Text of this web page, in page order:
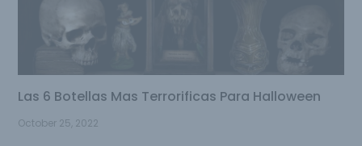
Las 6 Botellas Mas Terrorificas Para Halloween
October 25, 2022